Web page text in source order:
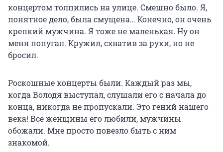
концертом толпились на улице. Смешно было. Я,
понятное дело, была смущена… Конечно, он очень
крепкий мужчина. Я тоже не маленькая. Ну он
меня попугал. Кружил, схватив за руки, но не
бросил.
Роскошные концерты были. Каждый раз мы,
когда Володя выступал, слушали его с начала до
конца, никогда не пропускали. Это гений нашего
века! Все женщины его любили, мужчины
обожали. Мне просто повезло быть с ним
знакомой.